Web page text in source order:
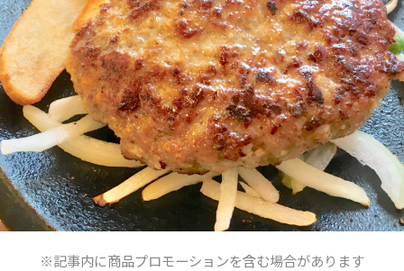
※記事内に商品プロモーションを含む場合があります